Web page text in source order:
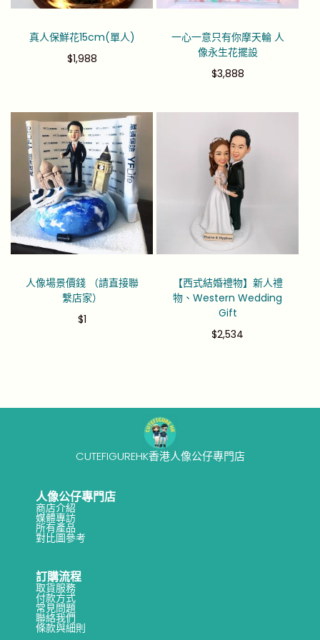
真人保鮮花15cm(單人)
$1,988
一心一意只有你摩天輪 人
像永生花擺設
$3,888
人像場景價錢 （請直接聯
繫店家）
$1
【西式結婚禮物】新人禮
物、Western Wedding
Gift
$2,534
CUTEFIGUREHK香港人像公仔專門店
人像公仔專門店
商店介紹
媒體專訪
所有產品
對比圖參考
訂購流程
取貨服務
付款方式
常見問題
聯絡我們
條款與細則